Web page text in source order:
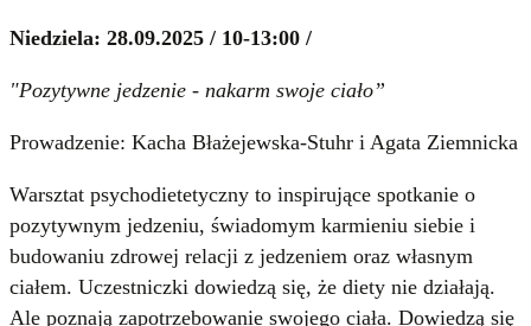
Niedziela: 28.09.2025 / 10-13:00 /
"Pozytywne jedzenie - nakarm swoje ciało”
Prowadzenie: Kacha Błażejewska-Stuhr i Agata Ziemnicka
Warsztat psychodietetyczny to inspirujące spotkanie o
pozytywnym jedzeniu, świadomym karmieniu siebie i
budowaniu zdrowej relacji z jedzeniem oraz własnym
ciałem. Uczestniczki dowiedzą się, że diety nie działają.
Ale poznają zapotrzebowanie swojego ciała. Dowiedzą się